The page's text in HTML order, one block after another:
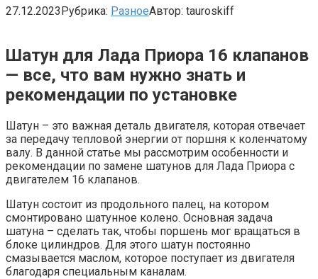
27.12.2023Рубрика: РазноеАвтор: tauroskiff
Шатун для Лада Приора 16 клапанов
— все, что вам нужно знать и
рекомендации по установке
Шатун – это важная деталь двигателя, которая отвечает
за передачу тепловой энергии от поршня к коленчатому
валу. В данной статье мы рассмотрим особенности и
рекомендации по замене шатунов для Лада Приора с
двигателем 16 клапанов.
Шатун состоит из продольного палец, на котором
смонтировано шатунное колено. Основная задача
шатуна – сделать так, чтобы поршень мог вращаться в
блоке цилиндров. Для этого шатун постоянно
смазывается маслом, которое поступает из двигателя
благодаря специальным каналам.